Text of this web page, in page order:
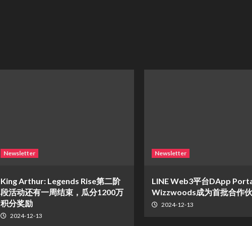
Newsletter
King Arthur: Legends Rise第二阶
段活动还有一周结束，瓜分1200万
积分奖励
2024-12-13
Newsletter
LINE Web3平台DApp
Wizzwoods成为首批合作
2024-12-13